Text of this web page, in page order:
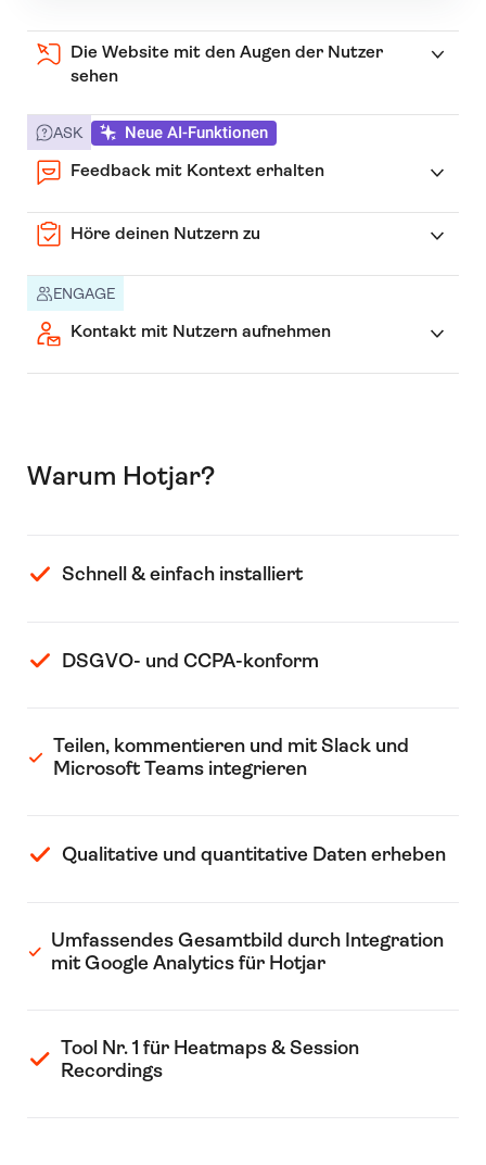
Die Website mit den Augen der Nutzer
sehen
ASK Neue AI-Funktionen
Feedback mit Kontext erhalten
Höre deinen Nutzern zu
ENGAGE
Kontakt mit Nutzern aufnehmen
Warum Hotjar?
Schnell & einfach installiert
DSGVO- und CCPA-konform
Teilen, kommentieren und mit Slack und
Microsoft Teams integrieren
Qualitative und quantitative Daten erheben
Umfassendes Gesamtbild durch Integration
mit Google Analytics für Hotjar
Tool Nr. 1 für Heatmaps & Session
Recordings